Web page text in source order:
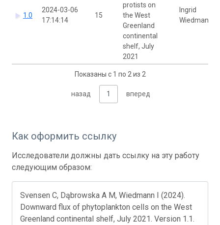
1.0
2024-03-06
17:14:14
15
protists on
the West
Greenland
continental
shelf, July
2021
Ingrid
Wiedmann
Показаны с 1 по 2 из 2
назад 1 вперед
Как оформить ссылку
Исследователи должны дать ссылку на эту работу
следующим образом:
Svensen C, Dąbrowska A M, Wiedmann I (2024).
Downward flux of phytoplankton cells on the West
Greenland continental shelf, July 2021. Version 1.1.